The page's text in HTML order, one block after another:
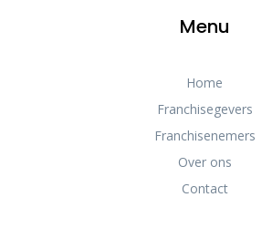
Menu
Home
Franchisegevers
Franchisenemers
Over ons
Contact